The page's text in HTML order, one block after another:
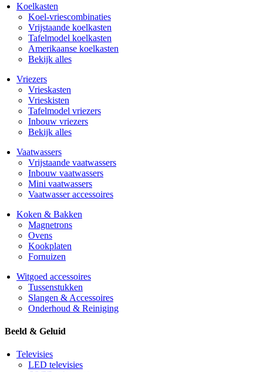
Koelkasten
Koel-vriescombinaties
Vrijstaande koelkasten
Tafelmodel koelkasten
Amerikaanse koelkasten
Bekijk alles
Vriezers
Vrieskasten
Vrieskisten
Tafelmodel vriezers
Inbouw vriezers
Bekijk alles
Vaatwassers
Vrijstaande vaatwassers
Inbouw vaatwassers
Mini vaatwassers
Vaatwasser accessoires
Koken & Bakken
Magnetrons
Ovens
Kookplaten
Fornuizen
Witgoed accessoires
Tussenstukken
Slangen & Accessoires
Onderhoud & Reiniging
Beeld & Geluid
Televisies
LED televisies